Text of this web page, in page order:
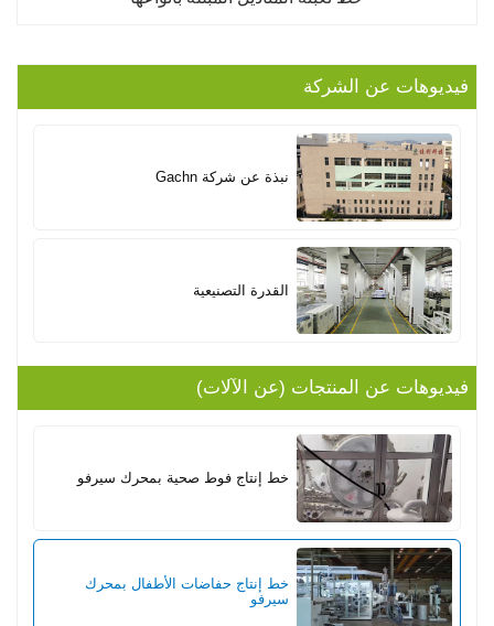
فيديوهات عن الشركة
نبذة عن شركة Gachn
القدرة التصنيعية
فيديوهات عن المنتجات (عن الآلات)
خط إنتاج فوط صحية بمحرك سيرفو
خط إنتاج حفاضات الأطفال بمحرك
سيرفو